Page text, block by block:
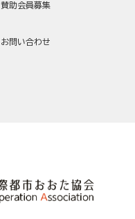
賛助会員募集
お問い合わせ